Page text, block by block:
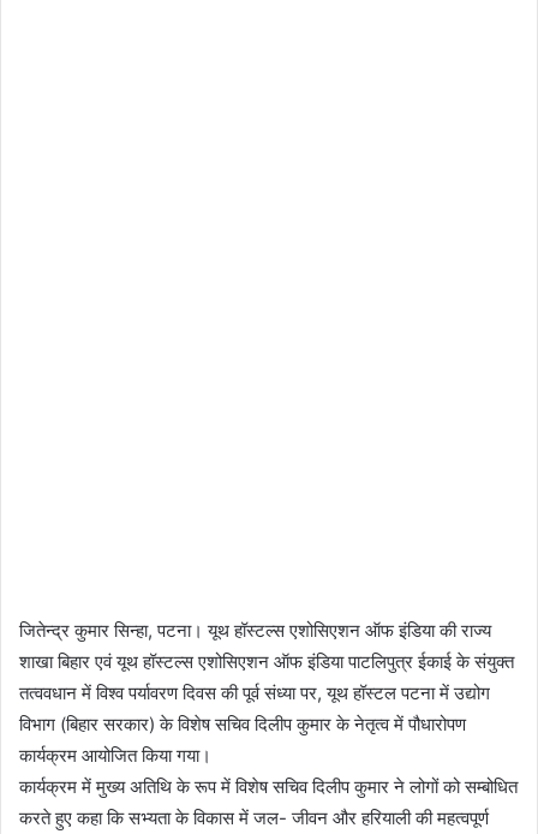
जितेन्द्र कुमार सिन्हा, पटना। यूथ हॉस्टल्स एशोसिएशन ऑफ इंडिया की राज्य
शाखा बिहार एवं यूथ हॉस्टल्स एशोसिएशन ऑफ इंडिया पाटलिपुत्र ईकाई के संयुक्त
तत्ववधान में विश्व पर्यावरण दिवस की पूर्व संध्या पर, यूथ हॉस्टल पटना में उद्योग
विभाग (बिहार सरकार) के विशेष सचिव दिलीप कुमार के नेतृत्व में पौधारोपण
कार्यक्रम आयोजित किया गया।
कार्यक्रम में मुख्य अतिथि के रूप में विशेष सचिव दिलीप कुमार ने लोगों को सम्बोधित
करते हुए कहा कि सभ्यता के विकास में जल- जीवन और हरियाली की महत्वपूर्ण